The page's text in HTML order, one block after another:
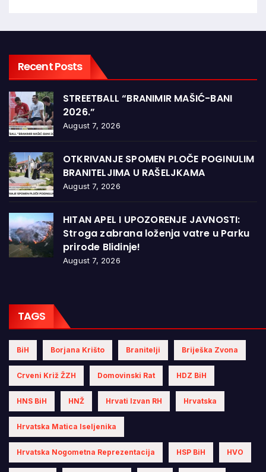
Recent Posts
STREETBALL “BRANIMIR MAŠIĆ-BANI
2026.”
August 7, 2026
OTKRIVANJE SPOMEN PLOČE POGINULIM
BRANITELJIMA U RAŠELJKAMA
August 7, 2026
HITAN APEL I UPOZORENJE JAVNOSTI:
Stroga zabrana loženja vatre u Parku
prirode Blidinje!
August 7, 2026
TAGS
BiH Borjana Krišto Branitelji Briješka Zvona
Crveni Križ ŽZH Domovinski Rat HDZ BiH
HNS BiH HNŽ Hrvati Izvan RH Hrvatska
Hrvatska Matica Iseljenika
Hrvatska Nogometna Reprezentacija HSP BiH HVO